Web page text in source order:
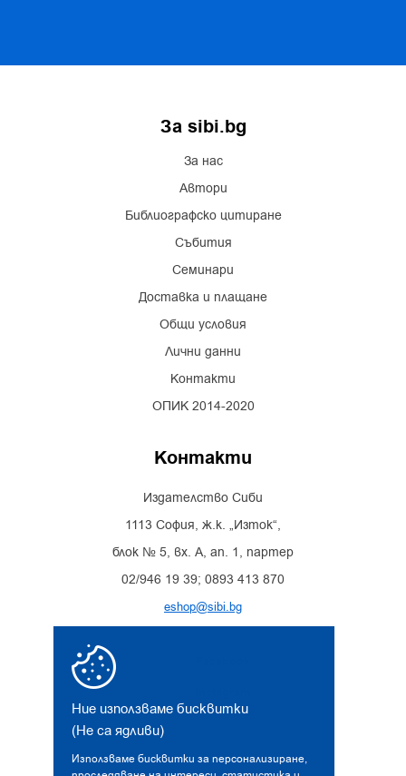
Ние използваме бисквитки
(Не са ядливи)
Използваме бисквитки за персонализиране,
За sibi.bg
За нас
Автори
Библиографско цитиране
Събития
Семинари
Доставка и плащане
Общи условия
Лични данни
Контакти
ОПИК 2014-2020
Контакти
Издателство Сиби
1113 София, ж.к. „Изток“,
блок № 5, вх. А, ап. 1, партер
02/946 19 39; 0893 413 870
eshop@sibi.bg